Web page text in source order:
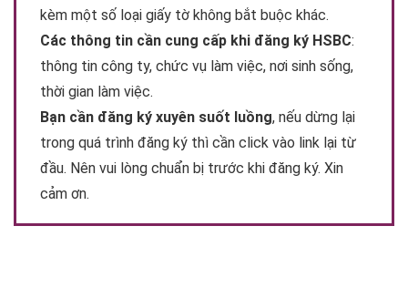
kèm một số loại giấy tờ không bắt buộc khác.
Các thông tin cần cung cấp khi đăng ký HSBC:
thông tin công ty, chức vụ làm việc, nơi sinh sống,
thời gian làm việc.
Bạn cần đăng ký xuyên suốt luồng, nếu dừng lại
trong quá trình đăng ký thì cần click vào link lại từ
đầu. Nên vui lòng chuẩn bị trước khi đăng ký. Xin
cảm ơn.